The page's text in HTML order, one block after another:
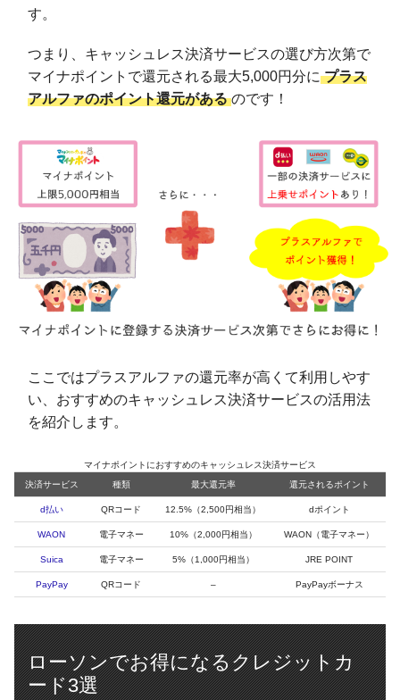
す。
つまり、キャッシュレス決済サービスの選び方次第で
マイナポイントで還元される最大5,000円分に プラス
アルファのポイント還元がある のです！
ここではプラスアルファの還元率が高くて利用しやす
い、おすすめのキャッシュレス決済サービスの活用法
を紹介します。
マイナポイントにおすすめのキャッシュレス決済サービス
決済サービス
種類 最大還元率 還元されるポイント
d払い QRコード 12.5%（2,500円相当） dポイント
WAON 電子マネー 10%（2,000円相当） WAON（電子マネー）
Suica 電子マネー 5%（1,000円相当） JRE POINT
PayPay QRコード – PayPayボーナス
ローソンでお得になるクレジットカ
ード3選